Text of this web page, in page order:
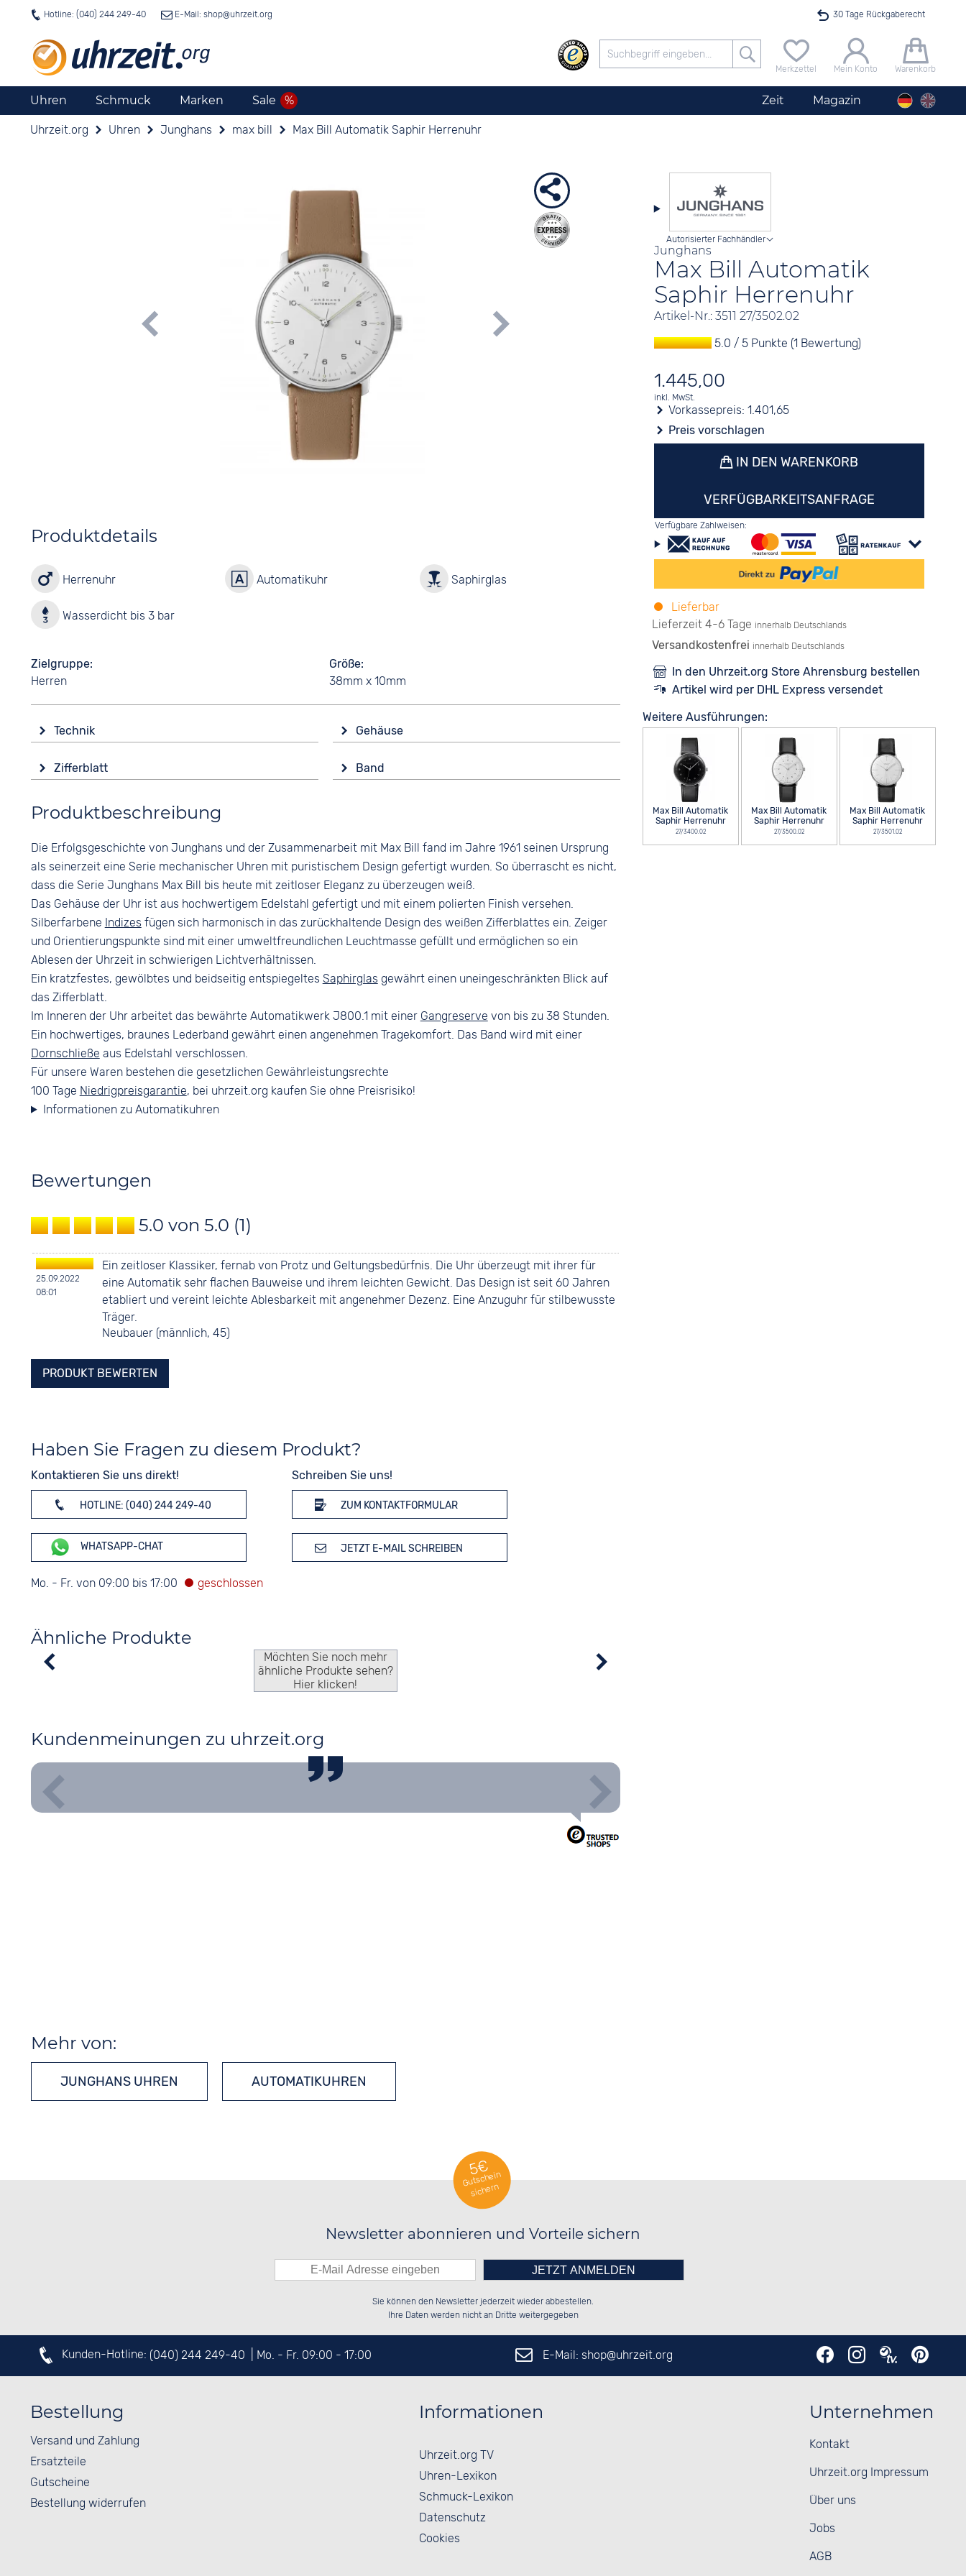
Hotline: (040) 244 249-40 E-Mail: shop@uhrzeit.org 30 Tage Rückgaberecht
Versandkostenfrei ab 40 €
24h Expresslieferung
100 Tage Niedrigpreisgarantie
Merkzettel Mein Konto Warenkorb
Uhren Schmuck Marken Sale Zeit Magazin
Uhrzeit.org Uhren Junghans max bill Max Bill Automatik Saphir Herrenuhr
Junghans
Max Bill Automatik
Saphir Herrenuhr
Artikel-Nr.: 3511 27/3502.02
Autorisierter Fachhändler
5.0 / 5 Punkte (1 Bewertung)
1.445,00
inkl. MwSt.
Vorkassepreis: 1.401,65
Preis vorschlagen
IN DEN WARENKORB
VERFÜGBARKEITSANFRAGE
Verfügbare Zahlweisen:
Lieferbar
Lieferzeit 4-6 Tage innerhalb Deutschlands
Versandkostenfrei innerhalb Deutschlands
In den Uhrzeit.org Store Ahrensburg bestellen
Artikel wird per DHL Express versendet
Weitere Ausführungen:
Max Bill Automatik
Saphir Herrenuhr
27/3400.02
Max Bill Automatik
Saphir Herrenuhr
27/3500.02
Max Bill Automatik
Saphir Herrenuhr
27/3501.02
Produktdetails
Herrenuhr Automatikuhr Saphirglas
Wasserdicht bis 3 bar
Zielgruppe
Herren
Größe
38mm x 10mm
Technik
Automatik
Leuchtzeiger / -ziffern
Wasserdicht
3 bar
Gehäuse
Saphirglas
Material
Edelstahl
Farbe
Silber
Zifferblatt
Analog
Weiß
Ziffern
Arabisch
Band
Glattleder
Bandschließe
Dornschließe
Produktbeschreibung
Die Erfolgsgeschichte von Junghans und der Zusammenarbeit mit Max Bill fand im Jahre 1961 seinen Ursprung
als seinerzeit eine Serie mechanischer Uhren mit puristischem Design gefertigt wurden. So überrascht es nicht,
dass die Serie Junghans Max Bill bis heute mit zeitloser Eleganz zu überzeugen weiß.
Das Gehäuse der Uhr ist aus hochwertigem Edelstahl gefertigt und mit einem polierten Finish versehen.
Silberfarbene Indizes fügen sich harmonisch in das zurückhaltende Design des weißen Zifferblattes ein. Zeiger
und Orientierungspunkte sind mit einer umweltfreundlichen Leuchtmasse gefüllt und ermöglichen so ein
Ablesen der Uhrzeit in schwierigen Lichtverhältnissen.
Ein kratzfestes, gewölbtes und beidseitig entspiegeltes Saphirglas gewährt einen uneingeschränkten Blick auf
das Zifferblatt.
Im Inneren der Uhr arbeitet das bewährte Automatikwerk J800.1 mit einer Gangreserve von bis zu 38 Stunden.
Ein hochwertiges, braunes Lederband gewährt einen angenehmen Tragekomfort. Das Band wird mit einer
Dornschließe aus Edelstahl verschlossen.
Für unsere Waren bestehen die gesetzlichen Gewährleistungsrechte
100 Tage Niedrigpreisgarantie, bei uhrzeit.org kaufen Sie ohne Preisrisiko!
Informationen zu Automatikuhren
Bewertungen
5.0 von 5.0 (1)
25.09.2022
08:01
Ein zeitloser Klassiker, fernab von Protz und Geltungsbedürfnis. Die Uhr überzeugt mit ihrer für
eine Automatik sehr flachen Bauweise und ihrem leichten Gewicht. Das Design ist seit 60 Jahren
etabliert und vereint leichte Ablesbarkeit mit angenehmer Dezenz. Eine Anzuguhr für stilbewusste
Träger.
Neubauer (männlich, 45)
PRODUKT BEWERTEN
Haben Sie Fragen zu diesem Produkt?
Kontaktieren Sie uns direkt!
HOTLINE: (040) 244 249-40
WHATSAPP-CHAT
Mo. - Fr. von 09:00 bis 17:00
Schreiben Sie uns!
ZUM KONTAKTFORMULAR
JETZT E-MAIL SCHREIBEN
Ähnliche Produkte
Möchten Sie noch mehr
ähnliche Produkte sehen?
Hier klicken!
Kundenmeinungen zu uhrzeit.org
Mehr von:
JUNGHANS UHREN AUTOMATIKUHREN
5€
Gutschein
sichern
Newsletter abonnieren und Vorteile sichern
░░░░██░░██░░██░░██░░░░░░██░░░░░░
░░████░░██████░░██████░░██████░░
░░░░██░░░░░░██░░██░░██░░██░░██░░
Bitte tragen Sie die Zahl in
das nebenstehende Feld ein.
Sie können den Newsletter jederzeit wieder abbestellen.
Ihre Daten werden nicht an Dritte weitergegeben
Kunden-Hotline: (040) 244 249-40 | Mo. - Fr. 09:00 - 17:00 E-Mail: shop@uhrzeit.org
Bestellung
Versand und Zahlung
Ersatzteile
Gutscheine
Bestellung widerrufen
Informationen
Uhrzeit.org TV
Uhren-Lexikon
Schmuck-Lexikon
Datenschutz
Cookies
Unternehmen
Kontakt
Uhrzeit.org Impressum
Über uns
Jobs
AGB